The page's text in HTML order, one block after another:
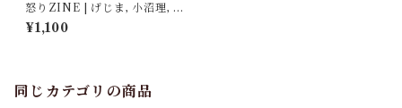
怒りZINE | げじま, 小沼理, 佐
山聡子, 鄭優希, 渡辺愛知, 宮川
真紀
¥1,100
同じカテゴリの商品